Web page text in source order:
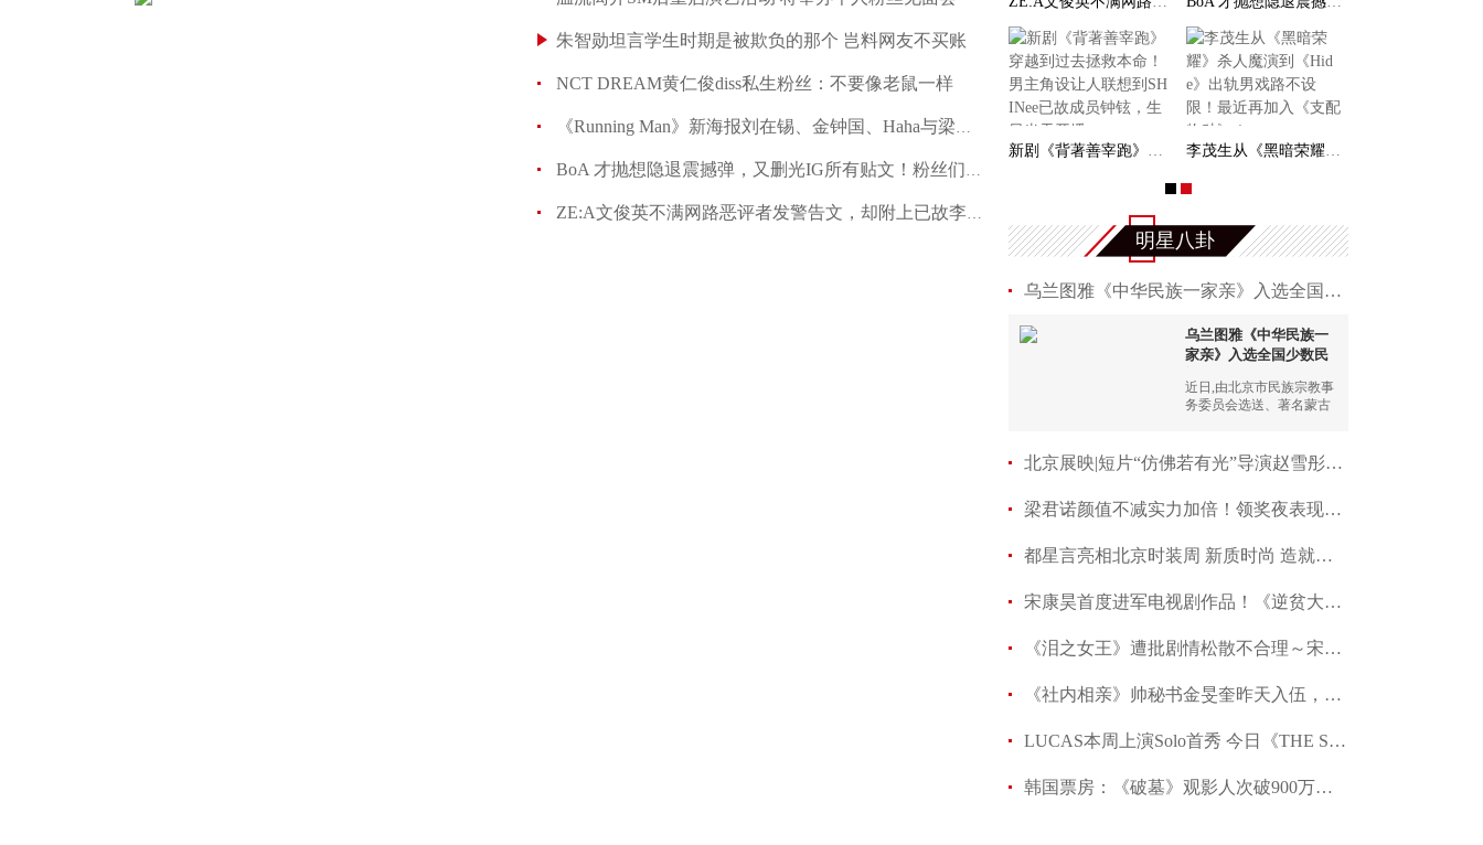
朱智勋坦言学生时期是被欺负的那个 岂料网友不买账
NCT DREAM黄仁俊diss私生粉丝：不要像老鼠一样
《Running Man》新海报刘在锡、金钟国、Haha与梁世灿
BoA 才抛想隐退震撼弹，又删光IG所有贴文！粉丝们的担心接
ZE:A文俊英不满网路恶评者发警告文，却附上已故李善均名
新剧《背著善宰跑》穿越到过去拯救本命！男主角设 李茂生从《黑暗荣耀》杀人魔演到《Hide》出轨男
明星八卦
乌兰图雅《中华民族一家亲》入选全国少数民族优
乌兰图雅《中华民族一
家亲》入选全国少数民
近日,由北京市民族宗教事
务委员会选送、著名蒙古
功入选“2024年全国少数民
族优秀声乐作品展演”活动
北京展映|短片“仿佛若有光”导演赵雪彤映后对
梁君诺颜值不减实力加倍！领奖夜表现惊绝
都星言亮相北京时装周 新质时尚 造就风格
宋康昊首度进军电视剧作品！《逆贫大叔》将於5月1
《泪之女王》遭批剧情松散不合理～宋仲基特别演出
《社内相亲》帅秘书金旻奎昨天入伍，公开平头照超
LUCAS本周上演Solo首秀 今日《THE SHOW》开启新
韩国票房：《破墓》观影人次破900万在即